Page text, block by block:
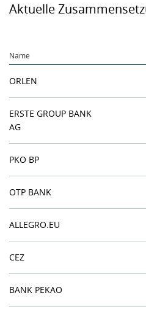
Aktuelle
Name
ORLEN
ERSTE GROUP BANK
AG
PKO BP
OTP BANK
ALLEGRO.EU
CEZ
BANK PEKAO